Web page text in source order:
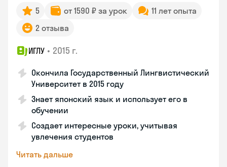
5 от 1590 ₽ за урок
11 лет опыта
2 отзыва
ИГЛУ • 2015 г.
Окончила Государственный Лингвистический
Университет в 2015 году
Знает японский язык и использует его в
обучении
Создает интересные уроки, учитывая
увлечения студентов
Читать дальше